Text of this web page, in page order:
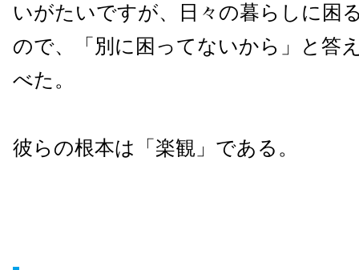
いがたいですが、日々の暮らしに困
ので、「別に困ってないから」と答
べた。
彼らの根本は「楽観」である。